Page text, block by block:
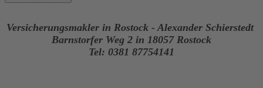
Versicherungsmakler in Rostock - Alexander Schierstedt
Barnstorfer Weg 2 in 18057 Rostock
Tel: 0381 87754141